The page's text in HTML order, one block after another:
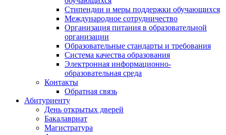
Стипендии и меры поддержки обучающихся
Международное сотрудничество
Организация питания в образовательной
организации
Образовательные стандарты и требования
Система качества образования
Электронная информационно-
образовательная среда
Контакты
Обратная связь
Абитуриенту
День открытых дверей
Бакалавриат
Магистратура